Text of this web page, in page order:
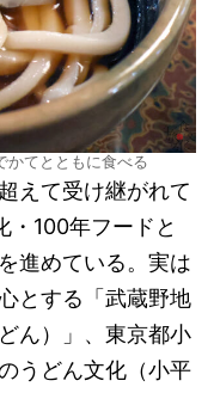
かてとともに食べる
えて受け継がれて
・100年フードと
進めている。実は
とする「武蔵野地
ん）」、東京都小
うどん文化（小平